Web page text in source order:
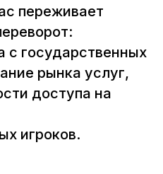
переживает
с государственных
рынка услуг,
доступа на
игроков.